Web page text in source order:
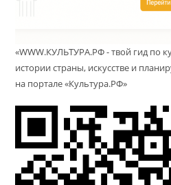
«WWW.КУЛЬТУРА.РФ - твой гид по
истории страны, искусстве и
на портале «Культура.РФ»